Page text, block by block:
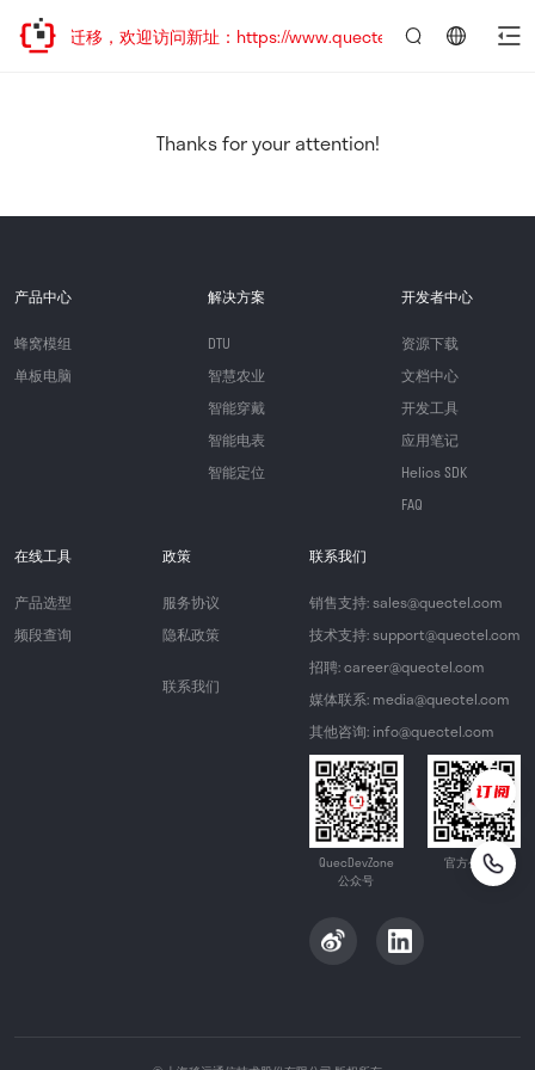
地址已迁移，欢迎访问新址：https://www.quectel.com.cn
Thanks for your attention!
产品中心
蜂窝模组
单板电脑
解决方案
DTU
智慧农业
智能穿戴
智能电表
智能定位
开发者中心
资源下载
文档中心
开发工具
应用笔记
Helios SDK
FAQ
在线工具
产品选型
频段查询
政策
服务协议
隐私政策
联系我们
联系我们
销售支持: sales@quectel.com
技术支持: support@quectel.com
招聘: career@quectel.com
媒体联系: media@quectel.com
其他咨询: info@quectel.com
QuecDevZone
公众号
官方公众号